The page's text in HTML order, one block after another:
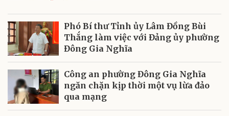
Phó Bí thư Tỉnh ủy Lâm Đồng Bùi
Thắng làm việc với Đảng ủy phường
Đông Gia Nghĩa
Công an phường Đông Gia Nghĩa
ngăn chặn kịp thời một vụ lừa đảo
qua mạng